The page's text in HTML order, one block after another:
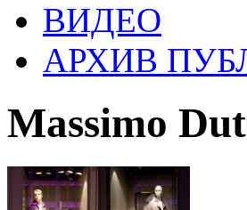
ВИДЕО
АРХИВ
Massimo